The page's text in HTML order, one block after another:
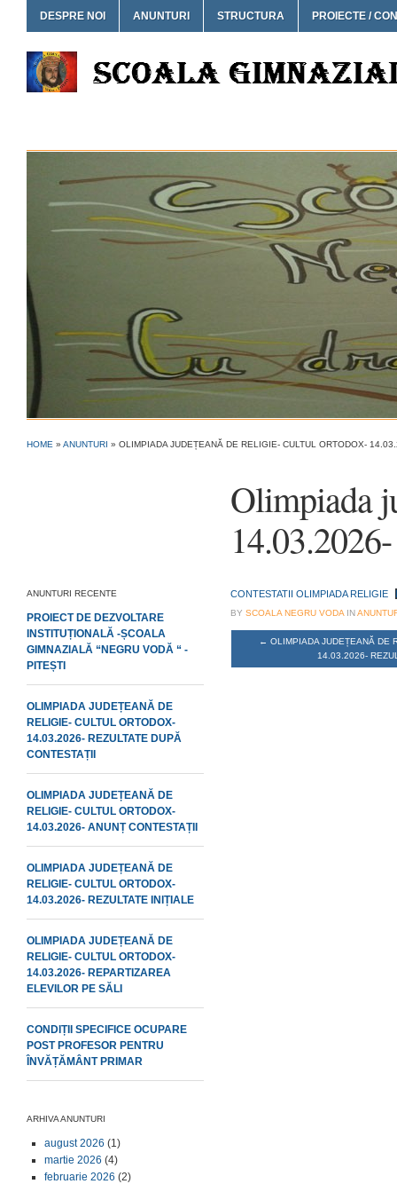
DESPRE NOI ANUNTURI STRUCTURA PROIECTE /
SCOALA GIMNAZIALA
HOME » ANUNTURI » OLIMPIADA JUDEȚEANĂ DE RELIGIE- CULTUL ORTODOX-
Olimpiada
ANUNTURI RECENTE
PROIECT DE DEZVOLTARE
INSTITUȚIONALĂ -ȘCOALA
GIMNAZIALĂ “NEGRU VODĂ “ -
PITEȘTI
OLIMPIADA JUDEȚEANĂ DE
RELIGIE- CULTUL ORTODOX-
14.03.2026- REZULTATE DUPĂ
CONTESTAȚII
OLIMPIADA JUDEȚEANĂ DE
RELIGIE- CULTUL ORTODOX-
14.03.2026- ANUNȚ CONTESTAȚII
OLIMPIADA JUDEȚEANĂ DE
RELIGIE- CULTUL ORTODOX-
14.03.2026- REZULTATE INIȚIALE
OLIMPIADA JUDEȚEANĂ DE
RELIGIE- CULTUL ORTODOX-
14.03.2026- REPARTIZAREA
ELEVILOR PE SĂLI
CONDIȚII SPECIFICE OCUPARE
POST PROFESOR PENTRU
ÎNVĂȚĂMÂNT PRIMAR
ARHIVA ANUNTURI
august 2026 (1)
martie 2026 (4)
februarie 2026 (2)
CONTESTATII OLIMPIADA RELIGIE
BY SCOALA NEGRU VODA IN
← OLIMPIADA JUDEȚEANĂ DE
14.03.2026-